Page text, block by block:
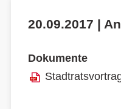
20.09.2017 |
Dokumente